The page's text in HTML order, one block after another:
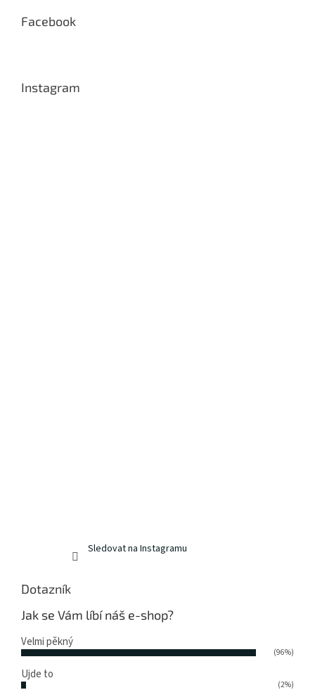
Facebook
Instagram
Sledovat na Instagramu
Dotazník
Jak se Vám líbí náš e-shop?
Velmi pěkný
(96%)
Ujde to
(2%)